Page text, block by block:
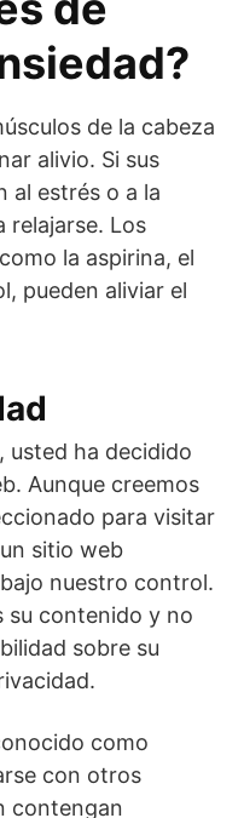
de la cabeza
alivio. Si sus
al estrés o a la
relajarse. Los
la aspirina, el
pueden aliviar el
usted ha decidido
Aunque creemos
para visitar
sitio web
nuestro control.
su contenido y no
sobre su
como
con otros
contengan